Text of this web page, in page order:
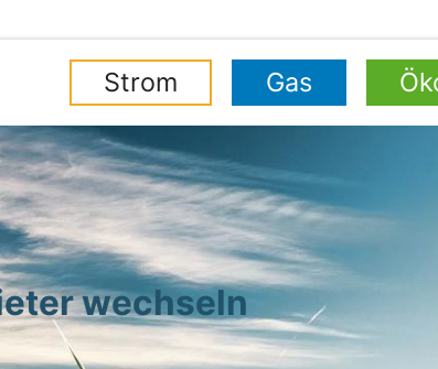
Strom Gas
wechseln